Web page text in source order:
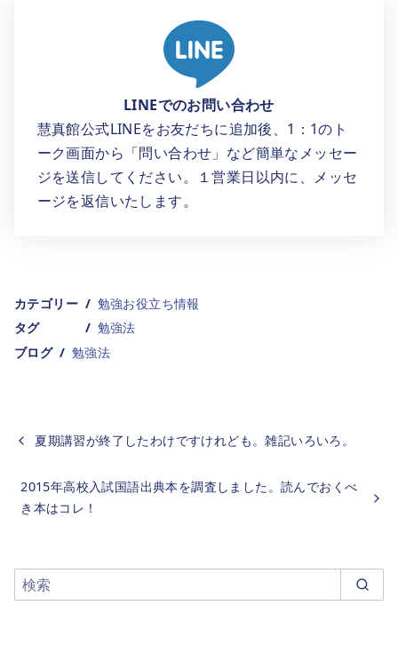
LINEでのお問い合わせ
慧真館公式LINEをお友だちに追加後、1：1のト
ーク画面から「問い合わせ」など簡単なメッセー
ジを送信してください。１営業日以内に、メッセ
ージを返信いたします。
カテゴリー
勉強お役立ち情報
タグ
勉強法
ブログ
勉強法
夏期講習が終了したわけですけれども。雑記いろいろ。
2015年高校入試国語出典本を調査しました。読んでおくべ
き本はコレ！